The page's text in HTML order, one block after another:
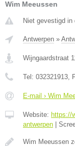
Wim Meeussen
Niet gevestigd in
Antwerpen »
Wijngaardstraat
Tel: 032321913 ,
E-mail › Wim
Website: https://
antwerpen
Wim Meeussen